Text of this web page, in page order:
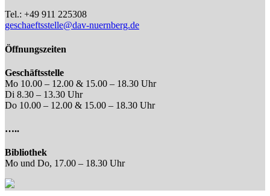
Tel.: +49 911 225308
geschaeftsstelle@dav-nuernberg.de
Öffnungszeiten
Geschäftsstelle
Mo 10.00 – 12.00 & 15.00 – 18.30 Uhr
Di 8.30 – 13.30 Uhr
Do 10.00 – 12.00 & 15.00 – 18.30 Uhr
…..
Bibliothek
Mo und Do, 17.00 – 18.30 Uhr